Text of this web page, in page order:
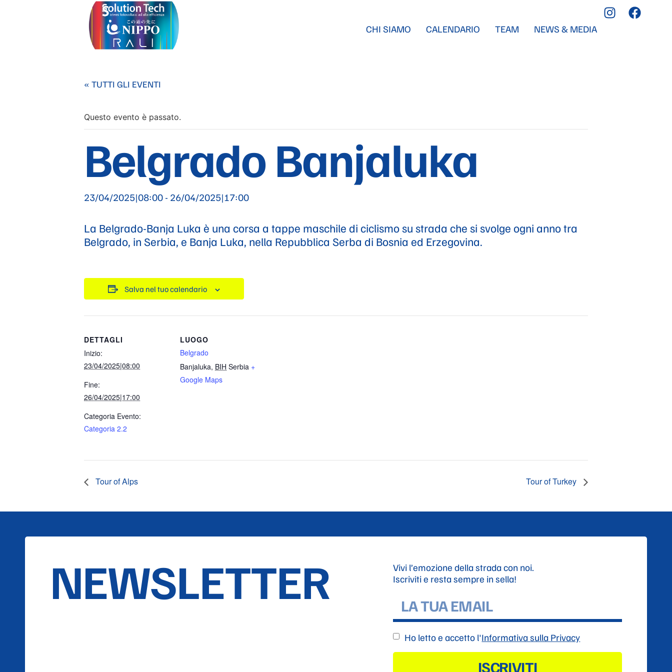
CHI SIAMO CALENDARIO TEAM NEWS & MEDIA
« TUTTI GLI EVENTI
Questo evento è passato.
Belgrado Banjaluka
23/04/2025|08:00- 26/04/2025|17:00
La Belgrado-Banja Luka è una corsa a tappe maschile di ciclismo su strada che si svolge ogni anno tra
Belgrado, in Serbia, e Banja Luka, nella Repubblica Serba di Bosnia ed Erzegovina.
Salva nel tuo calendario
DETTAGLI
Inizio:
23/04/2025|08:00
Fine:
26/04/2025|17:00
Categoria Evento:
Categoria 2.2
LUOGO
Belgrado
Banjaluka, BIH Serbia +
Google Maps
Tour of Alps Tour of Turkey
NEWSLETTER
Vivi l’emozione della strada con noi.
Iscriviti e resta sempre in sella!
Ho letto e accetto l'Informativa sulla Privacy
ISCRIVITI